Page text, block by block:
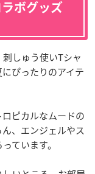
ボグッズ
しゅう使いTシャ
ぴったりのアイテ
ピカルなムードの
、エンジェルやス
ています。